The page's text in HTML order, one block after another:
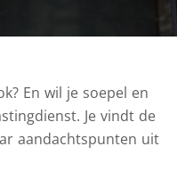
En wil je soepel en
Je vindt de
aandachtspunten uit